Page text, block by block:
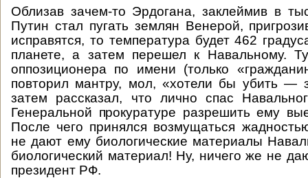
Облизав зачем-то Эрдогана, заклеймив в
Путин стал пугать землян Венерой,
исправятся, то температура будет 462
планете, а затем перешел к Навальному.
оппозиционера по имени (только
повторил мантру, мол, «хотели бы убить —
затем рассказал, что лично спас
Генеральной прокуратуре разрешить ему
После чего принялся возмущаться
не дают ему биологические материалы
биологический материал! Ну, ничего же не
президент РФ.